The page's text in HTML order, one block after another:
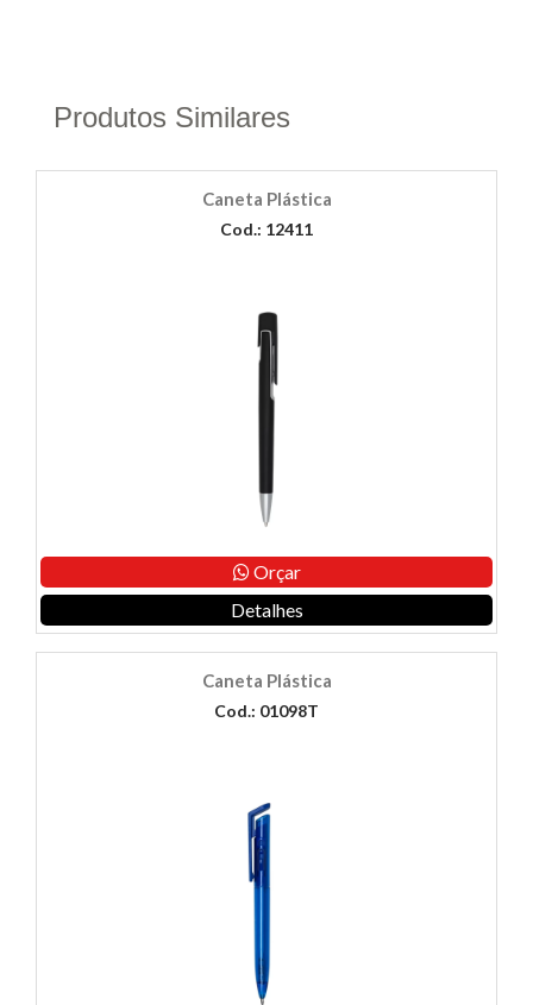
Produtos Similares
Caneta Plástica
Cod.: 12411
Orçar
Detalhes
Caneta Plástica
Cod.: 01098T